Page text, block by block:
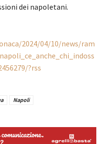
dei napoletani.
2024/04/10/news/ram
?rss
Napoli